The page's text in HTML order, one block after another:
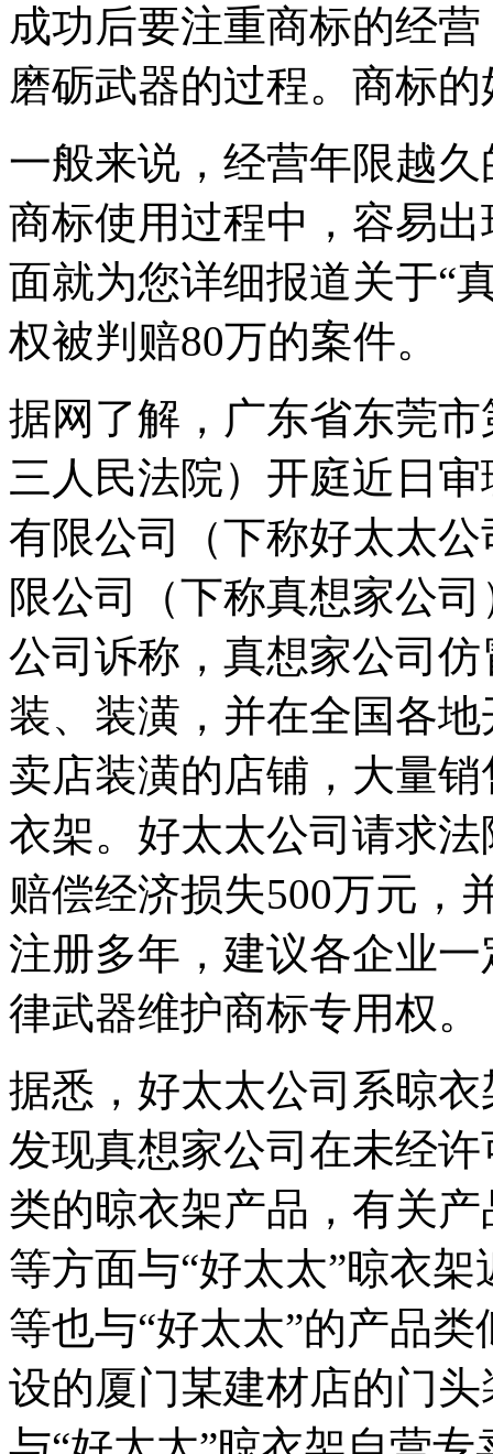
成功后要注重商标的经
磨砺武器的过程。商标
一般来说，经营年限越
商标使用过程中，容易
面就为您详细报道关于“
权被判赔80万的案件。
据网了解，广东省东莞
三人民法院）开庭近日
有限公司（下称好太太
限公司（下称真想家公
公司诉称，真想家公司
装、装潢，并在全国各
卖店装潢的店铺，大量销
衣架。好太太公司请求
赔偿经济损失500万元，
注册多年，建议各企业
律武器维护商标专用
据悉，好太太公司系晾
发现真想家公司在未经
类的晾衣架产品，有关
等方面与“好太太”晾衣
等也与“好太太”的产品
设的厦门某建材店的门